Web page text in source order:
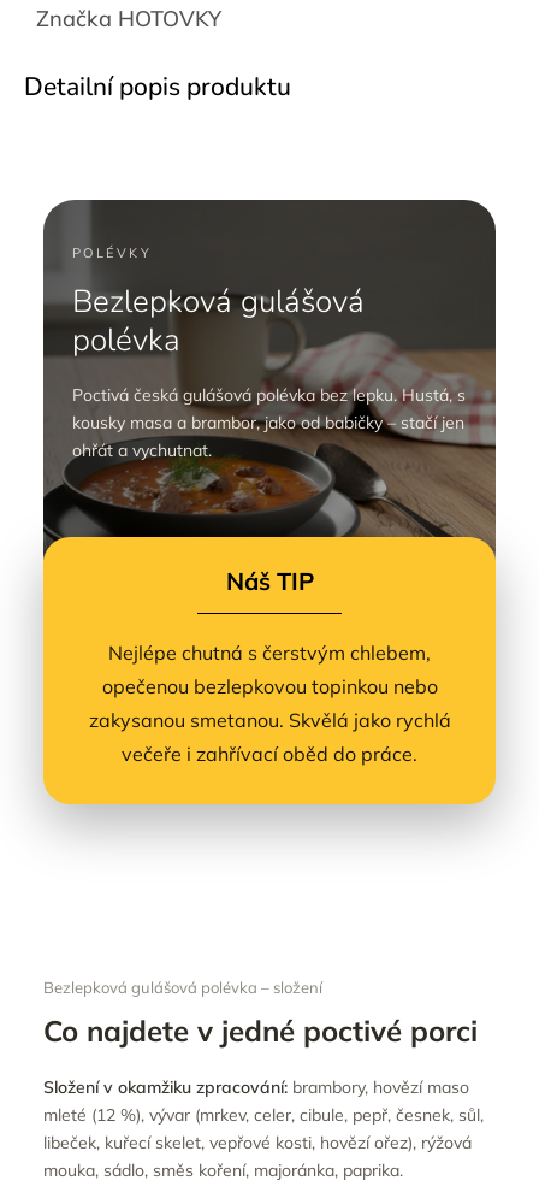
Značka HOTOVKY
Detailní popis produktu
POLÉVKY
Bezlepková gulášová
polévka
Poctivá česká gulášová polévka bez lepku. Hustá, s
kousky masa a brambor, jako od babičky – stačí jen
ohřát a vychutnat.
Náš TIP
Nejlépe chutná s čerstvým chlebem,
opečenou bezlepkovou topinkou nebo
zakysanou smetanou. Skvělá jako rychlá
večeře i zahřívací oběd do práce.
Bezlepková gulášová polévka – složení
Co najdete v jedné poctivé porci
Složení v okamžiku zpracování: brambory, hovězí maso
mleté (12 %), vývar (mrkev, celer, cibule, pepř, česnek, sůl,
libeček, kuřecí skelet, vepřové kosti, hovězí ořez), rýžová
mouka, sádlo, směs koření, majoránka, paprika.